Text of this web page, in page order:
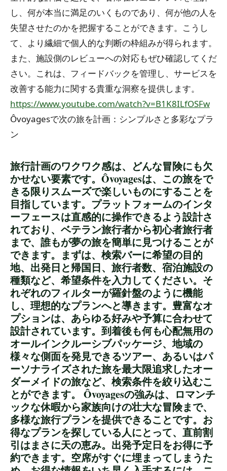
し、何が本当に満足のいくものであり、何が他の人を
失望させたのかを把握することができます。こうし
て、より繊細で個人的な判断の枠組みが得られます。
また、施設側のレビューへの対応もぜひ確認してくだ
さい。これは、フィードバックを管理し、サービスを
改善する能力に関する貴重な洞察を提供します。
https://www.youtube.com/watch?v=B1K8ILfOSFw
Ôvoyagesで次の旅を計画：シンプルさと多彩なプラ
ン
旅行計画のワクワク感は、どんな冒険にも欠
かせない要素です。Ôvoyagesは、この旅をで
きる限りスムーズで楽しいものにすることを
目指しています。プラットフォームのインタ
ーフェースは直感的に操作できるよう設計さ
れており、ベテラン旅行者から初心者旅行者
まで、誰もが夢の旅を簡単に見つけることが
できます。まずは、検索バーに希望の目的
地、出発日と帰国日、旅行者数、宿泊施設の
種類など、希望条件を入力してください。そ
れぞれのフィルターが羅針盤のように機能
し、理想的なプランへと導きます。豊富なオ
プションは、あらゆる好みや予算に合わせて
設計されています。到着後も何も心配無用の
オールインクルーシブパッケージ、地域の
様々な側面を発見できるツアー、あるいはパ
ーソナライズされた旅を最大限追求したオー
ダーメイドの旅など、検索条件を絞り込むこ
とができます。 Ôvoyagesの強みは、ロマンチ
ックな休暇から家族向けの壮大な冒険まで、
多様な旅行プランを提供できることです。お
得なプランを探している人にとって、直前割
引はまさに天の恵み。出発予定日をお得に予
約できます。空席がすぐに埋まってしまうた